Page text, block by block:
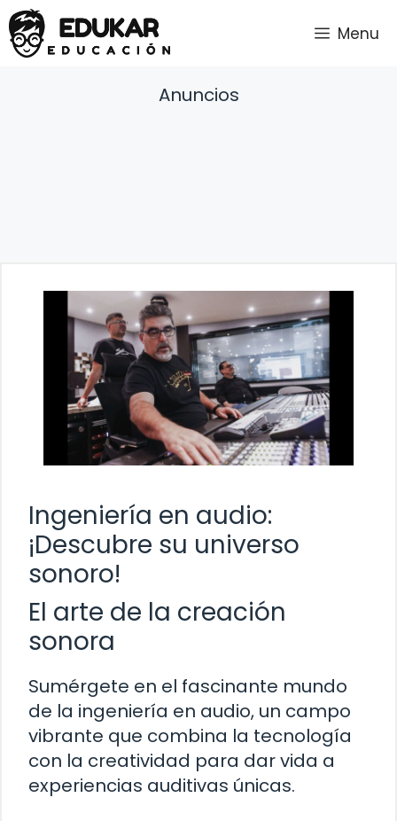
Saltar
al
contenido
Menu
Anuncios
Ingeniería en audio:
¡Descubre su universo
sonoro!
El arte de la creación
sonora
Sumérgete en el fascinante mundo
de la ingeniería en audio, un campo
vibrante que combina la tecnología
con la creatividad para dar vida a
experiencias auditivas únicas.